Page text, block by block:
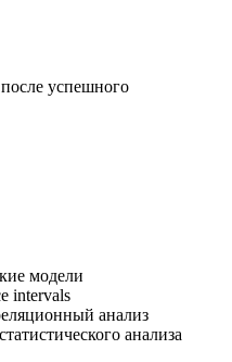
успешного
модели
intervals
анализ
анализа